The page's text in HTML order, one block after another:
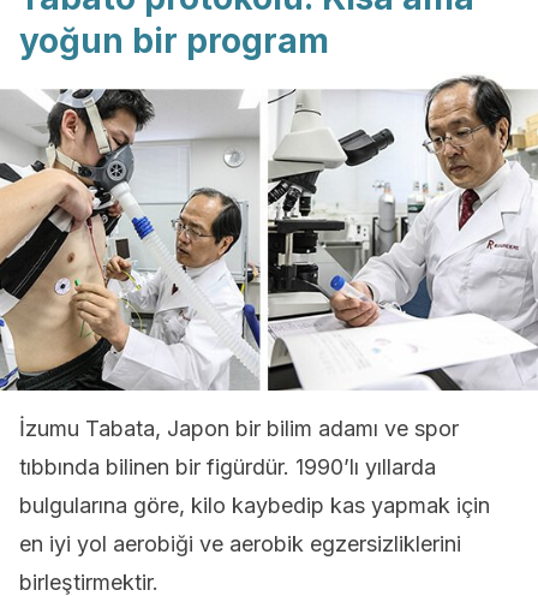
yoğun bir program
İzumu Tabata, Japon bir bilim adamı ve spor
tıbbında bilinen bir figürdür. 1990’lı yıllarda
bulgularına göre, kilo kaybedip kas yapmak için
en iyi yol aerobiği ve aerobik egzersizliklerini
birleştirmektir.